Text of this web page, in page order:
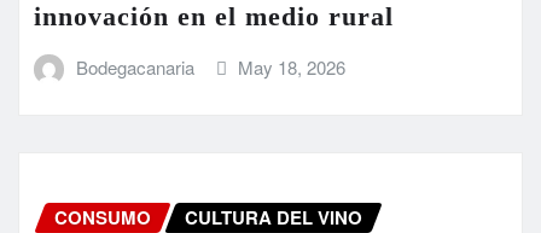
innovación en el medio rural
Bodegacanaria May 18, 2026
CONSUMO
CULTURA DEL VINO